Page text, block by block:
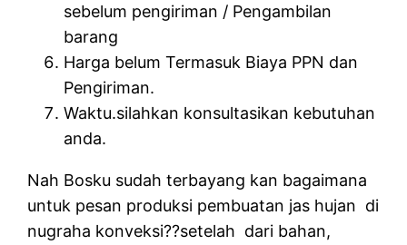
sebelum pengiriman / Pengambilan
barang
Harga belum Termasuk Biaya PPN dan
Pengiriman.
Waktu.silahkan konsultasikan kebutuhan
anda.
Nah Bosku sudah terbayang kan bagaimana
untuk pesan produksi pembuatan jas hujan di
nugraha konveksi??setelah dari bahan,